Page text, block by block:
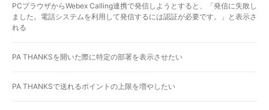
PCブラウザからWebex Calling連携で発信しようとすると、「発信に失敗し
ました。電話システムを利用して発信するには認証が必要です。」と表示さ
れる
PA THANKSを開いた際に特定の部署を表示させたい
PA THANKSで送れるポイントの上限を増やしたい